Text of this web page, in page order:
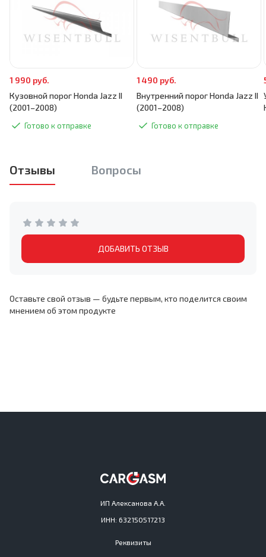
1 990 руб.
Кузовной порог Honda Jazz II
(2001–2008)
Готово к отправке
1 490 руб.
Внутренний порог Honda Jazz II
(2001–2008)
Готово к отправке
Отзывы Вопросы
ДОБАВИТЬ ОТЗЫВ
Оставьте свой отзыв — будьте первым, кто поделится своим
мнением об этом продукте
ИП Алексанова А.А.
ИНН: 632150517213
Реквизиты